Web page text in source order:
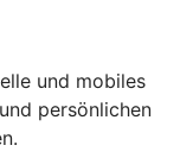
und mobiles
persönlichen